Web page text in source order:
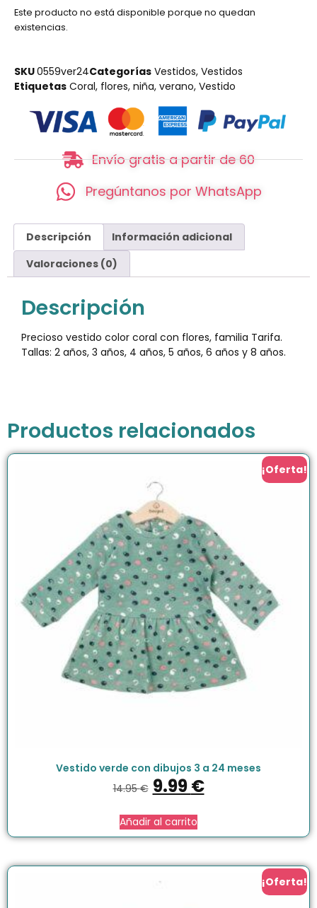
Este producto no está disponible porque no quedan
existencias.
SKU0559ver24Categorías Vestidos, Vestidos
Etiquetas Coral, flores, niña, verano, Vestido
Envío gratis a partir de 60
Pregúntanos por WhatsApp
Descripción
Información adicional
Valoraciones (0)
Descripción
Precioso vestido color coral con flores, familia Tarifa.
Tallas: 2 años, 3 años, 4 años, 5 años, 6 años y 8 años.
Productos relacionados
¡Oferta!
Vestido verde con dibujos 3 a 24 meses
14.95€ 9.99€
Añadir al carrito
¡Oferta!